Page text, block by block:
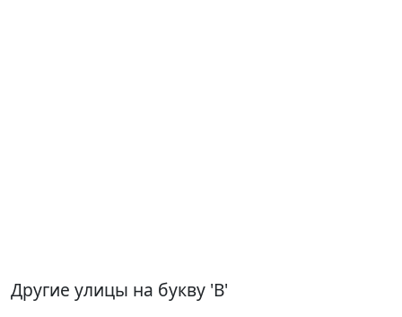
Другие улицы на букву 'В'